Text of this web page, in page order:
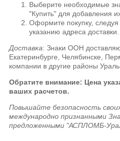
Выберите необходимые
"Купить" для добавления
Оформите покупку,
указанию адреса доставки.
Доставка: Знаки ООН
Екатеринбурге, Челябинске,
компании в другие районы
Обратите внимание: Цена
ваших расчетов.
Повышайте безопасность
международно признанными
предложенными "АСПЛОМБ-